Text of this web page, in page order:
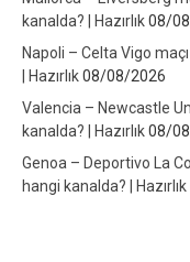
kanalda? | Hazırlık08/
Napoli – Celta Vigo
| Hazırlık08/08/2026
Valencia – Newcastle
kanalda? | Hazırlık08/
Genoa – Deportivo La
hangi kanalda? | Hazırlık